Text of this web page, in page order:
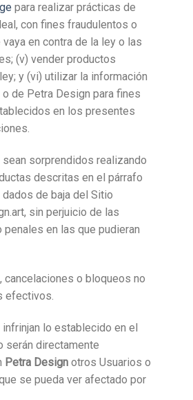
para realizar prácticas de
con fines fraudulentos o
en contra de la ley o las
(v) vender productos
y (vi) utilizar la información
de Petra Design para fines
en los presentes
sorprendidos realizando
descritas en el párrafo
de baja del Sitio
sin perjuicio de las
en las que pudieran
cancelaciones o bloqueos no
efectivos.
lo establecido en el
serán directamente
Petra Design otros Usuarios o
se pueda ver afectado por